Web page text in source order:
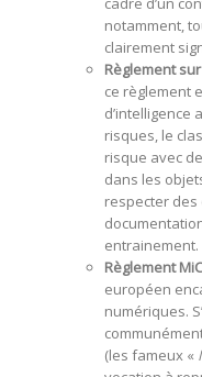
notamment,
clairement
Règlement
ce règlement
d’intelligence
risques, le
risque avec
dans les
respecter
entrainement.
Règlement
européen
numériques.
(les fameux «